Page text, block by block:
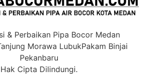
& Perbaikan Pipa Bocor Medan
Morawa LubukPakam Binjai
Pekanbaru
Hak Cipta Dilindungi.